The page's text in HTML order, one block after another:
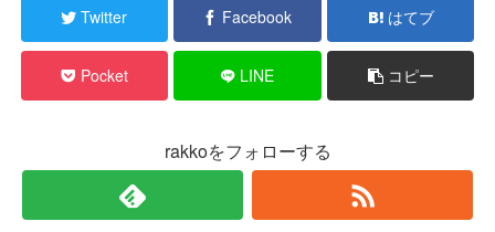
Twitter Facebook はてブ
Pocket LINE コピー
rakkoをフォローする